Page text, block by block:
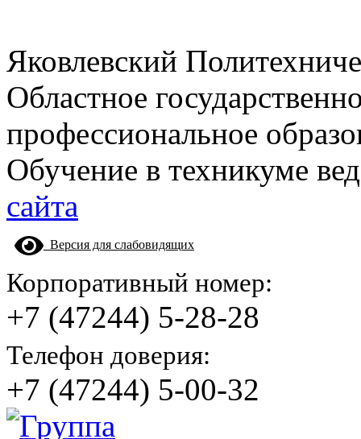
Яковлевский
Областное
профессиональное
Обучение в техникуме
сайта
Версия для слабовидящих
Корпоративный номер:
+7 (47244) 5-28-28
Телефон доверия:
+7 (47244) 5-00-32